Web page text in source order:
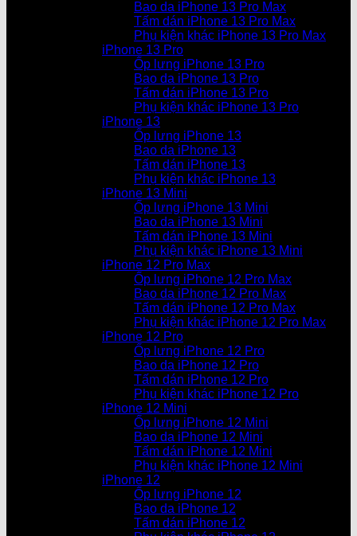
Bao da iPhone 13 Pro Max
Tấm dán iPhone 13 Pro Max
Phụ kiện khác iPhone 13 Pro Max
iPhone 13 Pro
Ốp lưng iPhone 13 Pro
Bao da iPhone 13 Pro
Tấm dán iPhone 13 Pro
Phụ kiện khác iPhone 13 Pro
iPhone 13
Ốp lưng iPhone 13
Bao da iPhone 13
Tấm dán iPhone 13
Phụ kiện khác iPhone 13
iPhone 13 Mini
Ốp lưng iPhone 13 Mini
Bao da iPhone 13 Mini
Tấm dán iPhone 13 Mini
Phụ kiện khác iPhone 13 Mini
iPhone 12 Pro Max
Ốp lưng iPhone 12 Pro Max
Bao da iPhone 12 Pro Max
Tấm dán iPhone 12 Pro Max
Phụ kiện khác iPhone 12 Pro Max
iPhone 12 Pro
Ốp lưng iPhone 12 Pro
Bao da iPhone 12 Pro
Tấm dán iPhone 12 Pro
Phụ kiện khác iPhone 12 Pro
iPhone 12 Mini
Ốp lưng iPhone 12 Mini
Bao da iPhone 12 Mini
Tấm dán iPhone 12 Mini
Phụ kiện khác iPhone 12 Mini
iPhone 12
Ốp lưng iPhone 12
Bao da iPhone 12
Tấm dán iPhone 12